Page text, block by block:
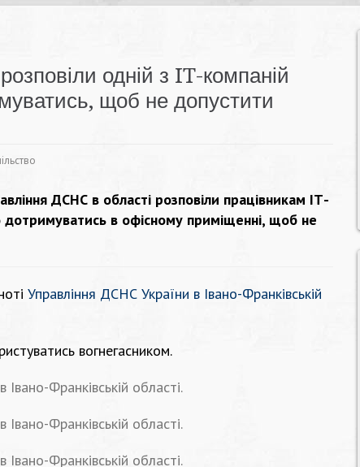
одній з IT-компаній
щоб не допустити
ДСНС в області розповіли працівникам ІТ-
дотримуватись в офісному приміщенні, щоб не
Управління ДСНС України в Івано-Франківській
вогнегасником.